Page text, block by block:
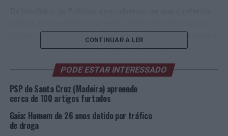
grupo com cerca de cinco indivíduos que, ao avistarem a
polícia, tentaram encetar fuga. Após a rápida ação
posteriormente detidos. Um dos suspeitos conseguiu,
ainda assim, trepar para um terraço de uma residência,
sendo intercetado instantes depois, após os polícias
espaço estava um individuo escondido.
CONTINUAR A LER
PODE ESTAR INTERESSADO
PSP de Santa Cruz (Madeira) apreende
cerca de 100 artigos furtados
Gaia: Homem de 26 anos detido por tráfico
de droga